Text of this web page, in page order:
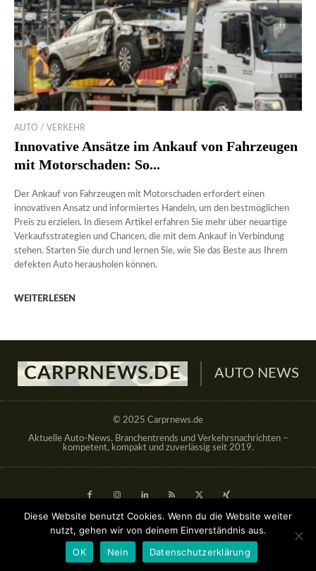
AUTO / VERKEHR
Innovative Ansätze im Ankauf von Fahrzeugen
mit Motorschaden: So...
Der Ankauf von Fahrzeugen mit Motorschaden erfordert einen
innovativen Ansatz und informiertes Handeln, um den bestmöglichen
Preis zu erzielen. In diesem Artikel erfahren Sie mehr über neuartige
Verkaufsstrategien und Chancen, die mit dem Ankauf in Verbindung
stehen. Starten Sie durch und lernen Sie, wie Sie das Beste aus Ihrem
defekten Auto herausholen können.
WEITERLESEN
CARPRNEWS.DE AUTO NEWS
© 2025 Carprnews.de
Aktuelle Auto-News, Branchentrends und Verkehrsnachrichten –
kompetent, kompakt und zuverlässig seit 2019.
Gastbeitrag veröffentlichen
Diese Website benutzt Cookies. Wenn du die Website weiter
nutzt, gehen wir von deinem Einverständnis aus.
OK
Nein Datenschutzerklärung